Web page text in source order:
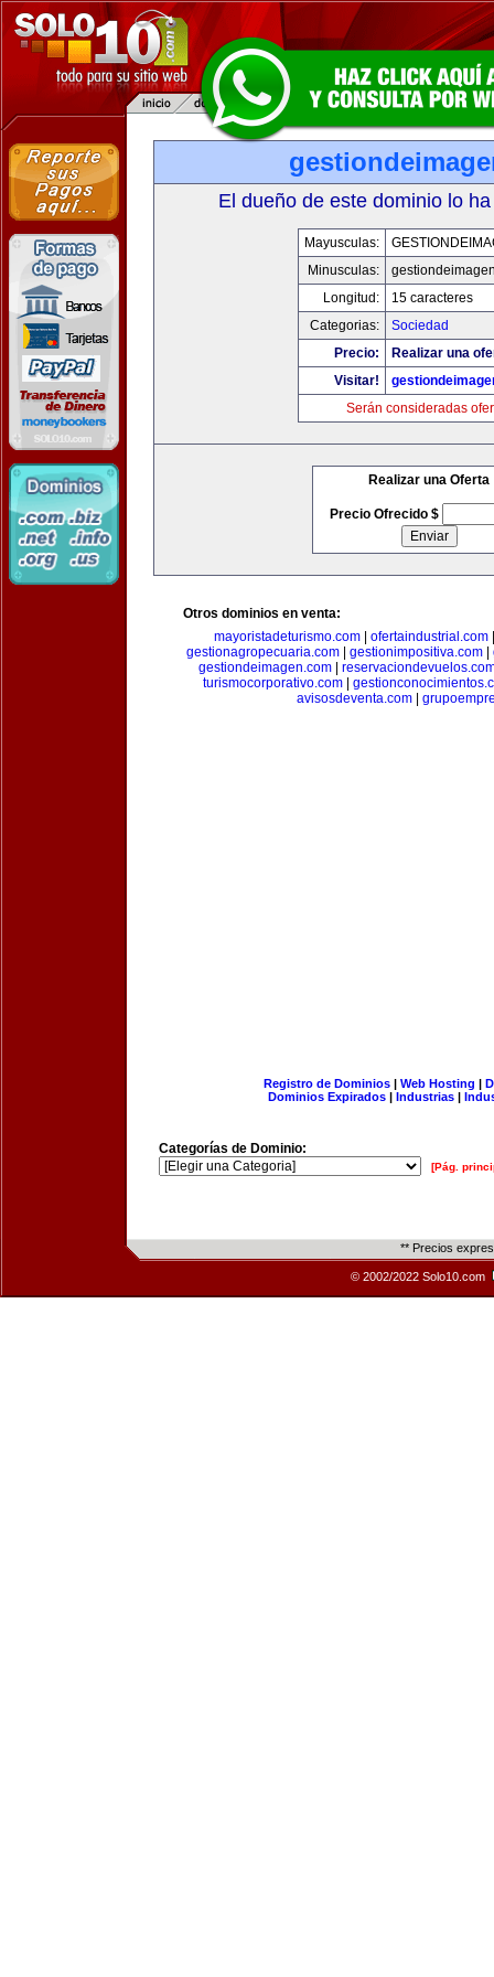
El dueño de este dominio lo
Mayusculas:
Minusculas:
Longitud:
15 caracteres
Categorias:
Sociedad
Precio:
Realizar una
Visitar!
Serán consideradas
Realizar una Oferta
Precio Ofrecido $
Otros dominios en venta:
mayoristadeturismo.com| ofertaindustrial.com
gestionagropecuaria.com
gestionimpositiva.com
gestiondeimagen.com
turismocorporativo.com
avisosdeventa.com
Registro de Dominios| Web Hosting |
Dominios Expirados | Industrias |
Categorías de Dominio:
[Pág.
** Precios
© 2002/2022 Solo10.com